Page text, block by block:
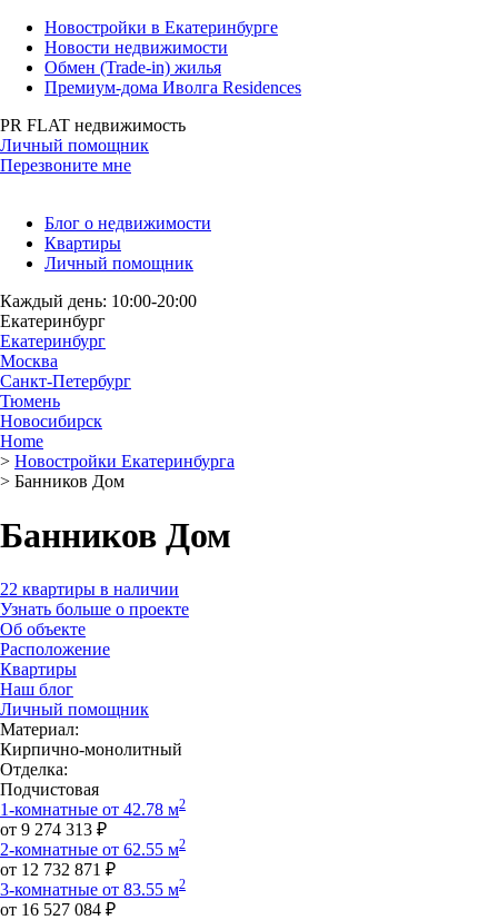
Новостройки в Екатеринбурге
Новости недвижимости
Обмен (Trade-in) жилья
Премиум-дома Иволга Residences
PR FLAT недвижимость
Личный помощник
Перезвоните мне
Блог о недвижимости
Квартиры
Личный помощник
Каждый день: 10:00-20:00
Екатеринбург
Екатеринбург
Москва
Санкт-Петербург
Тюмень
Новосибирск
Home
> Новостройки Екатеринбурга
> Банников Дом
Банников Дом
22 квартиры в наличии
Узнать больше о проекте
Об объекте
Расположение
Квартиры
Наш блог
Личный помощник
Материал:
Кирпично-монолитный
Отделка:
Подчистовая
1-комнатные от 42.78 м2
от 9 274 313 ₽
2-комнатные от 62.55 м2
от 12 732 871 ₽
3-комнатные от 83.55 м2
от 16 527 084 ₽